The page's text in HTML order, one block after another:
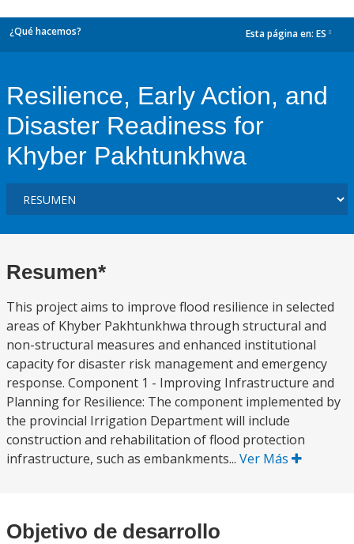
¿Qué hacemos? Esta página en: ES
Resilience, Early Action, and
Disaster Readiness for
Khyber Pakhtunkhwa
Resumen*
This project aims to improve flood resilience in selected
areas of Khyber Pakhtunkhwa through structural and
non-structural measures and enhanced institutional
capacity for disaster risk management and emergency
response. Component 1 - Improving Infrastructure and
Planning for Resilience: The component implemented by
the provincial Irrigation Department will include
construction and rehabilitation of flood protection
infrastructure, such as embankments... Ver Más
Objetivo de desarrollo